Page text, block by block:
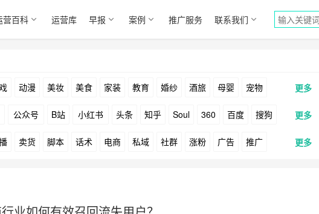
营百科 运营库 早报 案例 推广服务 联系我们
动漫 美妆 美食 家装 教育 婚纱 酒旅 母婴 宠物
房地产
更多
公众号 B站 小红书 头条 知乎 Soul 360 百度 搜狗
谷歌 Facebook Tiktok YouTube Yahoo Bing
更多
卖货 脚本 话术 电商 私域 社群 涨粉 广告 推广 更多